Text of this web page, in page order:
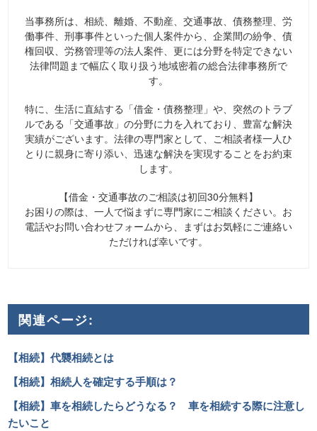
当事務所は、相続、離婚、不動産、交通事故、債務整理、労
働事件、刑事事件といった個人案件から、企業間の紛争、債
権回収、労務管理等の法人案件、更には分野を特定できない
法律問題まで幅広く取り扱う地域密着の総合法律事務所で
す。
特に、生活に直結する「借金・債務整理」や、突然のトラブ
ルである「交通事故」の分野に力を入れており、豊富な解決
実績がございます。法律の専門家として、ご相談者様一人ひ
とりに親身に寄り添い、迅速な解決を実現することをお約束
します。
【借金・交通事故のご相談は初回30分無料】
お困りの際は、一人で悩まずに専門家にご相談ください。お
電話やお問い合わせフォームから、まずはお気軽にご連絡い
ただければ幸いです。
関連ページ:
【相続】代襲相続とは
【相続】相続人を確定する手順は？
【相続】車を相続したらどうなる？ 車を相続する際に注意し
たいこと